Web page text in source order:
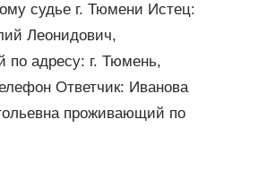
судье г. Тюмени Истец:
Леонидович,
по адресу: г. Тюмень,
Ответчик: Иванова
проживающий по